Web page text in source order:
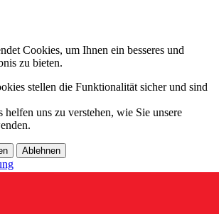
Cookies, um Ihnen ein besseres und
zu bieten.
stellen die Funktionalität sicher und sind
helfen uns zu verstehen, wie Sie unsere
Ablehnen